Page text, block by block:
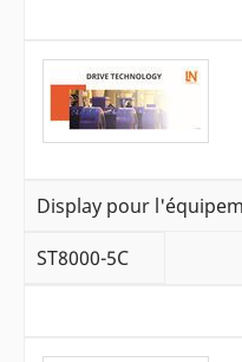
Display pour
ST8000-5C